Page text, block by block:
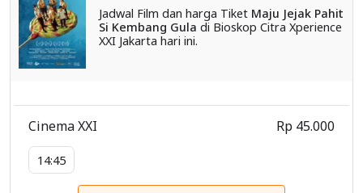
Jadwal Film dan harga Tiket Maju Jejak Pahit
Si Kembang Gula di Bioskop Citra Xperience
XXI Jakarta hari ini.
Cinema XXI
14:45
Rp 45.000